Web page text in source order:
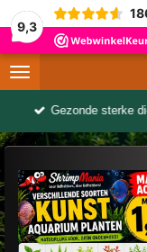
9,3
Gezonde sterke